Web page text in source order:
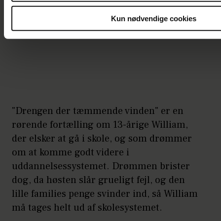
Kun nødvendige cookies
"Drengen der tæmmende vinden" er en
rørende fortælling om 13-årige William,
der elsker at gå i skole, og som drømmer
om at komme godt videre i
uddannelsessystemet. Drømmen brister
dog, da høsten slår grueligt fejl, og den
lille families penge svinder ind, så William
må tages helt ud af skolesystemet.